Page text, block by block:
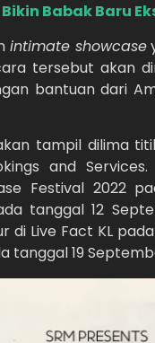
Babak Baru
intimate showcase
tersebut akan
bantuan dari
tampil dilima
and
Festival 2022
tanggal 12
di Live Fact KL
tanggal 19